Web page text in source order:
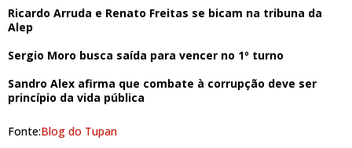
Ricardo Arruda e Renato Freitas se bicam na tribuna da
Alep
Sergio Moro busca saída para vencer no 1º turno
Sandro Alex afirma que combate à corrupção deve ser
princípio da vida pública
Fonte:Blog do Tupan